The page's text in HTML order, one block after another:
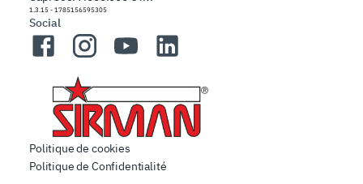
1.3.15 - 1785156595305
Social
FacebookInstagramYouTubeLinkedIn
Politique de cookies
Politique de Confidentialité